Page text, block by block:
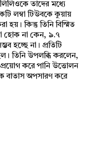
তাদের মধ্যে
লম্বা টিউবকে কুয়ায়
হয়। কিন্তু তিনি বিস্মিত
হোক না কেন, ৯.৭
হচ্ছে না। প্রতিটি
তিনি উপলব্ধি করলেন,
করে পানি উত্তোলন
বাতাস অপসারণ করে